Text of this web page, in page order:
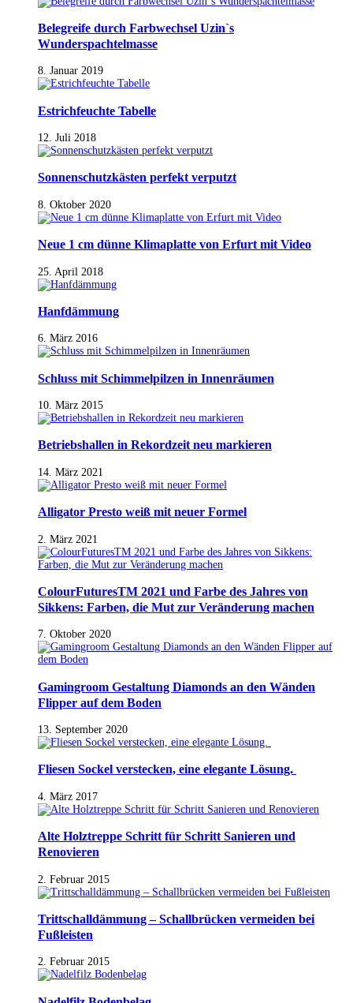
Belegreife durch Farbwechsel Uzin`s
Wunderspachtelmasse
8. Januar 2019
Estrichfeuchte Tabelle
12. Juli 2018
Sonnenschutzkästen perfekt verputzt
8. Oktober 2020
Neue 1 cm dünne Klimaplatte von Erfurt mit Video
25. April 2018
Hanfdämmung
6. März 2016
Schluss mit Schimmelpilzen in Innenräumen
10. März 2015
Betriebshallen in Rekordzeit neu markieren
14. März 2021
Alligator Presto weiß mit neuer Formel
2. März 2021
ColourFuturesTM 2021 und Farbe des Jahres von
Sikkens: Farben, die Mut zur Veränderung machen
7. Oktober 2020
Gamingroom Gestaltung Diamonds an den Wänden
Flipper auf dem Boden
13. September 2020
Fliesen Sockel verstecken, eine elegante Lösung.
4. März 2017
Alte Holztreppe Schritt für Schritt Sanieren und
Renovieren
2. Februar 2015
Trittschalldämmung – Schallbrücken vermeiden bei
Fußleisten
2. Februar 2015